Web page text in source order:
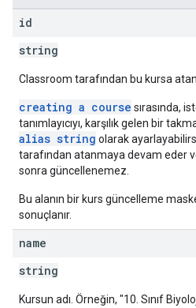
id
string
Classroom tarafından bu kursa
creating a course sırasında,
tanımlayıcıyı, karşılık gelen bir
alias string olarak
tarafından atanmaya devam eder
sonra güncellenemez.
Bu alanın bir kurs güncelleme
sonuçlanır.
name
string
Kursun adı. Örneğin, "10. Sınıf